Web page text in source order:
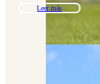
Leer más